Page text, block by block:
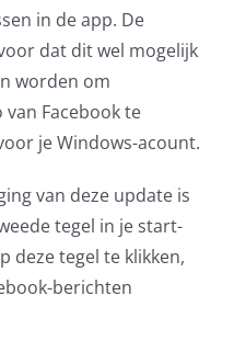
in de app. De
dat dit wel mogelijk
worden om
Facebook te
je Windows-acount.
van deze update is
tegel in je start-
deze tegel te klikken,
berichten